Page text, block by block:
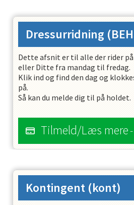
Dressurridning
Dette afsnit er til alle der rider
eller Ditte fra mandag til fredag.
Klik ind og find den dag og
på.
Så kan du melde dig til på holdet.
Tilmeld/Læs mere
Kontingent (kont)